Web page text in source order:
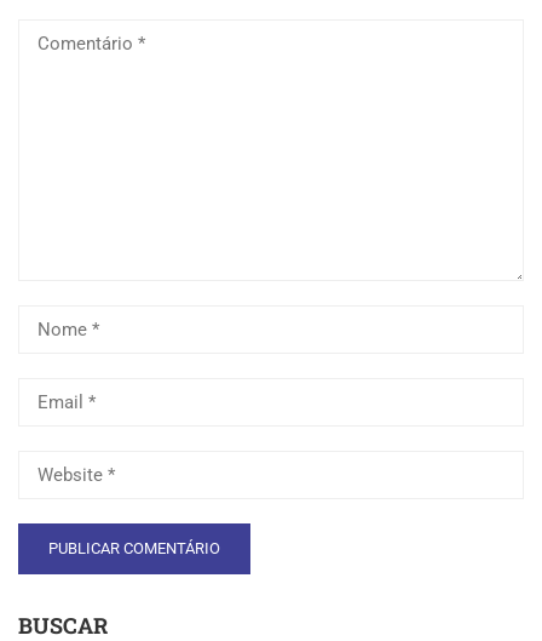
BUSCAR